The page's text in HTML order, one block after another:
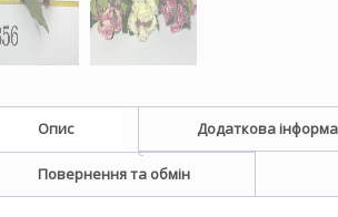
Опис Додаткова
Повернення та обмін